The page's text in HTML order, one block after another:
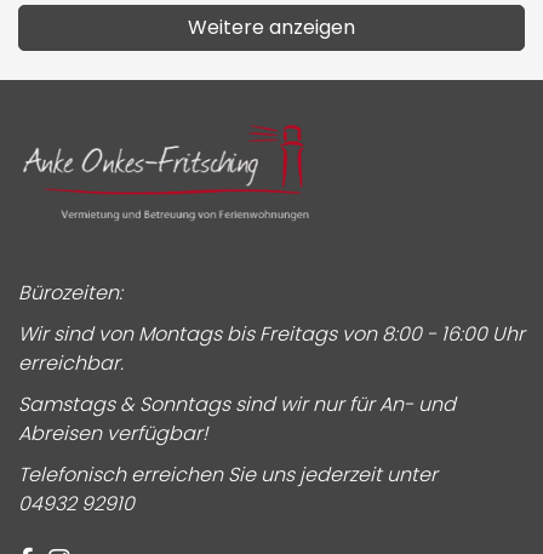
Weitere anzeigen
Bürozeiten:
Wir sind von Montags bis Freitags von 8:00 - 16:00 Uhr
erreichbar.
Samstags & Sonntags sind wir nur für An- und
Abreisen verfügbar!
Telefonisch erreichen Sie uns jederzeit unter
04932 92910